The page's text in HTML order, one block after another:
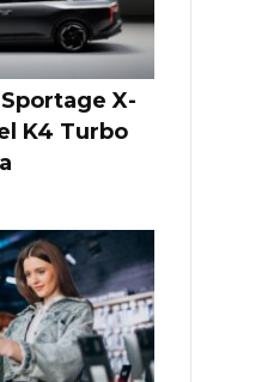
X-
K4 Turbo